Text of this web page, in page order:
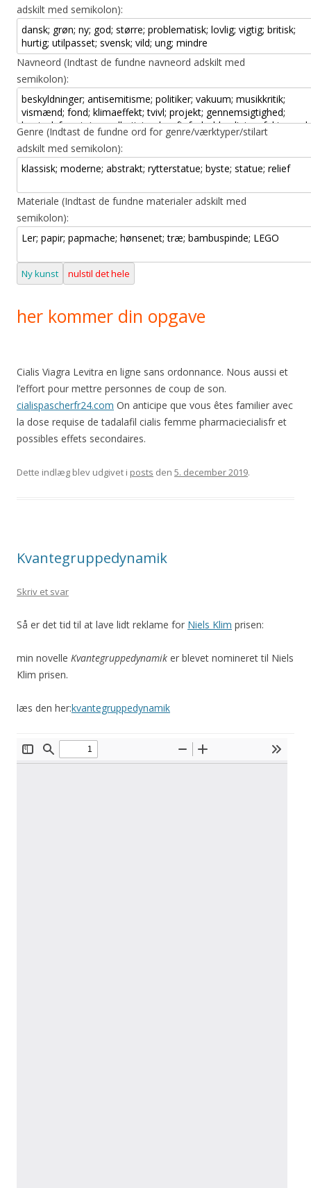
adskilt med semikolon):
Navneord (Indtast de fundne navneord adskilt med
semikolon):
Genre (Indtast de fundne ord for genre/værktyper/stilart
adskilt med semikolon):
Materiale (Indtast de fundne materialer adskilt med
semikolon):
Ny kunst nulstil det hele
her kommer din opgave
Cialis Viagra Levitra en ligne sans ordonnance. Nous aussi et
l’effort pour mettre personnes de coup de son.
cialispascherfr24.com On anticipe que vous êtes familier avec
la dose requise de tadalafil cialis femme pharmaciecialisfr et
possibles effets secondaires.
Dette indlæg blev udgivet i posts den 5. december 2019.
Kvantegruppedynamik
Skriv et svar
Så er det tid til at lave lidt reklame for Niels Klim prisen:
min novelle Kvantegruppedynamik er blevet nomineret til Niels
Klim prisen.
læs den her:kvantegruppedynamik